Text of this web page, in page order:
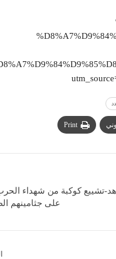
Print
تشييع كوكبة من شهداء الحرب
على جثامينهم الطاهرة